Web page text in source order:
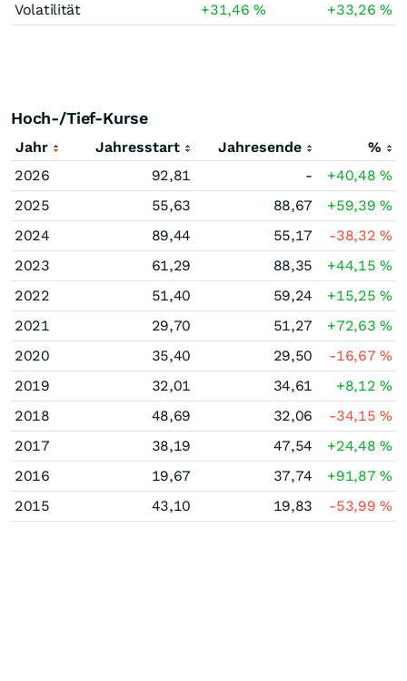
Volatilität
+31,46% +33,26%
Hoch-/Tief-Kurse
Jahr Jahresstart Jahresende
%
2026
92,81 - +40,48%
2025
55,63 88,67 +59,39%
2024
89,44 55,17 -38,32%
2023
61,29 88,35 +44,15%
2022
51,40 59,24 +15,25%
2021
29,70 51,27 +72,63%
2020
35,40 29,50 -16,67%
2019
32,01 34,61 +8,12%
2018
48,69 32,06 -34,15%
2017
38,19 47,54 +24,48%
2016
19,67 37,74 +91,87%
2015
43,10 19,83 -53,99%